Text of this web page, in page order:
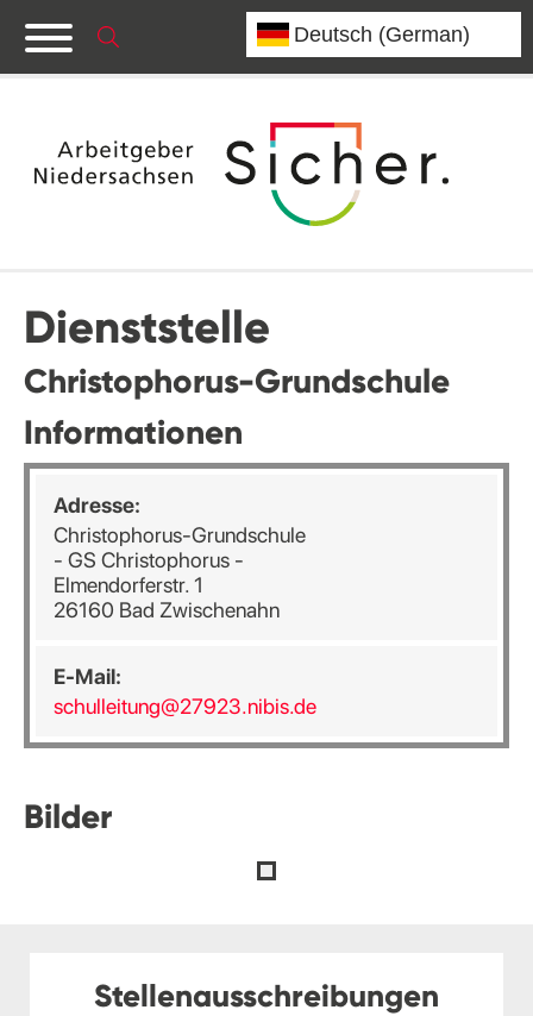
Dienststelle
Christophorus-Grundschule
Informationen
Adresse:
Christophorus-Grundschule
- GS Christophorus -
Elmendorferstr. 1
26160 Bad Zwischenahn
E-Mail:
schulleitung@27923.nibis.de
Bilder
Stellenausschreibungen